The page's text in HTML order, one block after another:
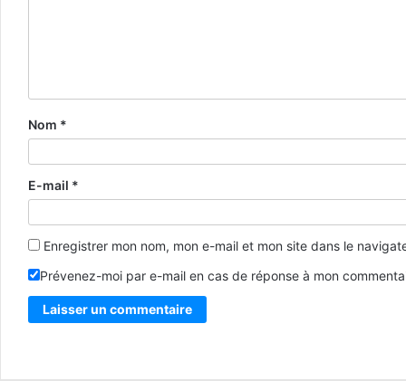
Nom *
E-mail *
Enregistrer mon nom, mon e-mail et mon site dans le
Prévenez-moi par e-mail en cas de réponse à mon